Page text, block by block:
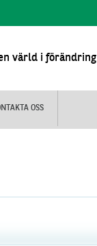
värld i förändring
OSS